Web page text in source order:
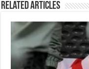
Related Articles